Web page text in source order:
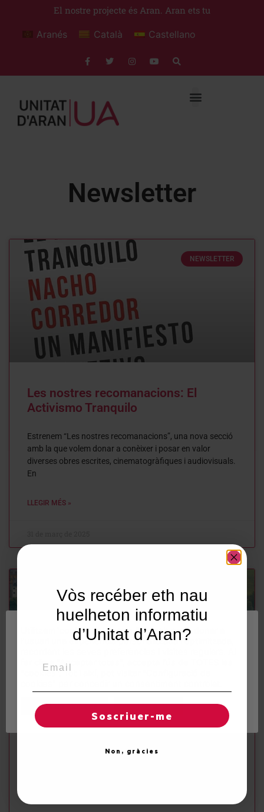
El nostre projecte és Aran. Aran ets tu
Aranés Català Castellano
Newsletter
NEWSLETTER
Les nostres recomanacions: El
Activismo Tranquilo
Estrenem “Les nostres recomanacions”, una nova secció
amb la que volem donar a conèixer i posar en valor
diverses obres escrites, cinematogràfiques i audiovisuals.
En
LLEGIR MÉS »
Supòrt ara cultura enes petiti pòbles
Utilitzem"cookies" al nostre lloc web per a donar a
l'usuari una experiència personalitzada i optimitzada,
fer clic a "Acceptar totes", accepta l'ús de TOTES les
"cookies". Tot i així, pot visitar "Configuració de
Regles de "cookies" Acceptar totes
Vòs recéber eth nau
huelheton informatiu
d’Unitat d’Aran?
Soscriuer-me
Non, gràcies